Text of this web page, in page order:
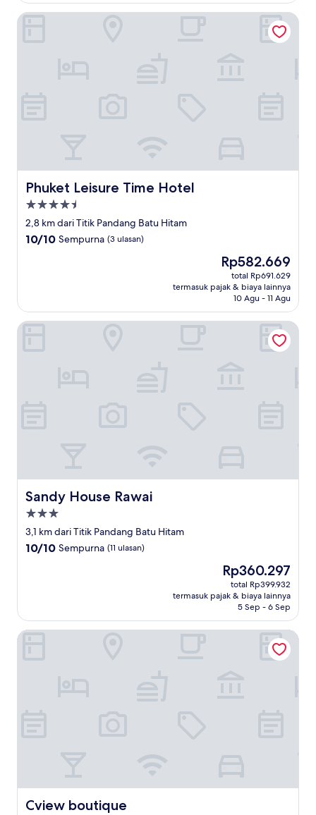
Phuket Leisure Time Hotel
Phuket Leisure Time Hotel
Properti
bintang
4.5
2,8 km dari Titik Pandang Batu Hitam
10.0
10/10 Sempurna (3 ulasan)
Harga
sekarang
Rp582.669
Rp582.669
total Rp691.629
termasuk pajak & biaya lainnya
10 Agu - 11 Agu
Phuket Leisure Time Hotel
Sandy House Rawai
Sandy House Rawai
Properti
bintang
3.0
3,1 km dari Titik Pandang Batu Hitam
10.0
10/10 Sempurna (11 ulasan)
Harga
sekarang
Rp360.297
Rp360.297
total Rp399.932
termasuk pajak & biaya lainnya
5 Sep - 6 Sep
Sandy House Rawai
Cview boutique
Cview boutique
Cview boutique